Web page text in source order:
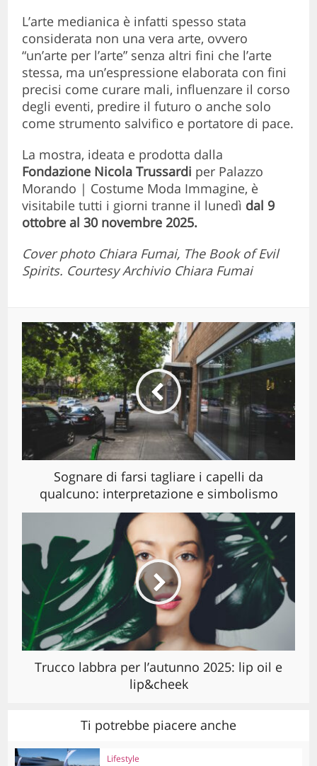
L’arte medianica è infatti spesso stata
considerata non una vera arte, ovvero
“un’arte per l’arte” senza altri fini che l’arte
stessa, ma un’espressione elaborata con fini
precisi come curare mali, influenzare il corso
degli eventi, predire il futuro o anche solo
come strumento salvifico e portatore di pace.
La mostra, ideata e prodotta dalla
Fondazione Nicola Trussardi per Palazzo
Morando | Costume Moda Immagine, è
visitabile tutti i giorni tranne il lunedì dal 9
ottobre al 30 novembre 2025.
Cover photo Chiara Fumai, The Book of Evil
Spirits. Courtesy Archivio Chiara Fumai
Sognare di farsi tagliare i capelli da
qualcuno: interpretazione e simbolismo
Trucco labbra per l’autunno 2025: lip oil e
lip&cheek
Ti potrebbe piacere anche
Lifestyle